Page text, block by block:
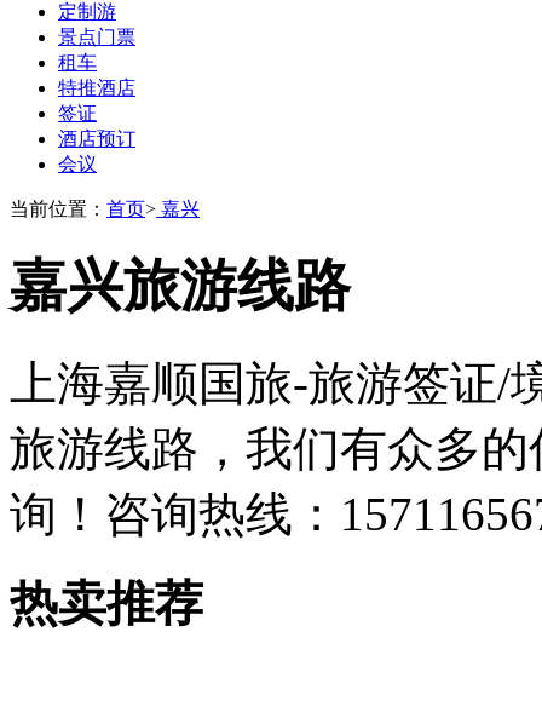
定制游
景点门票
租车
特推酒店
签证
酒店预订
会议
当前位置： 首页> 嘉兴
嘉兴旅游线路
上海嘉顺国旅-旅游签证
旅游线路，我们有众多
询！咨询热线：
热卖推荐